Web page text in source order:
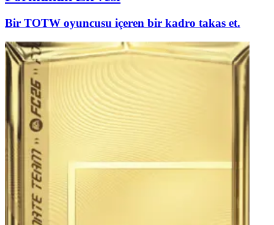
Bir TOTW oyuncusu içeren bir kadro takas et.